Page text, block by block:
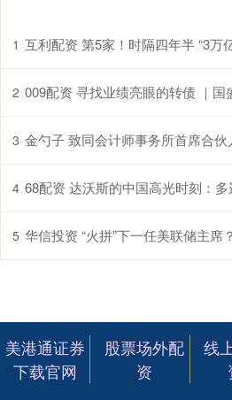
1 互利配资 第5家！时隔四年半 “3万
2 009配资 寻找业绩亮眼的转债 ｜国
3 金勺子 致同会计师事务所首席合伙人李惠琦：并购活
4 68配资 达沃斯的中国高光时刻：多边主义的
5 华信投资 “火拼”下一任美联储主席？白宫哈
美港通证券
下载官网
股票场外配
资
线